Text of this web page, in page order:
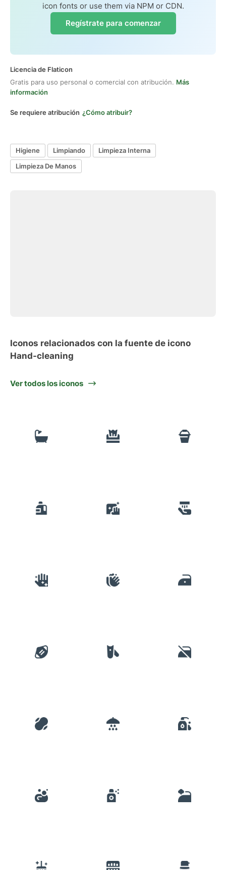
icon fonts or use them via NPM or CDN.
Regístrate para comenzar
Licencia de Flaticon
Gratis para uso personal o comercial con atribución. Más
información
Se requiere atribución ¿Cómo atribuir?
Higiene Limpiando
Limpieza Interna
Limpieza De Manos
Iconos relacionados con la fuente de icono
Hand-cleaning
Ver todos los iconos